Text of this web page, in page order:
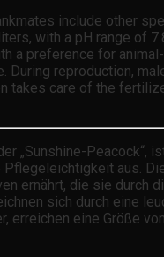
include other
with a pH range of
a preference for
reproduction,
care of the
„Sunshine-
aus.
ernährt, die sie
sich durch eine
erreichen eine Größe